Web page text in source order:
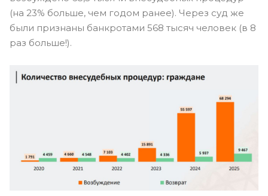
(на 23% больше, чем годом ранее). Через суд же
были признаны банкротами 568 тысяч человек (в 8
раз больше!).